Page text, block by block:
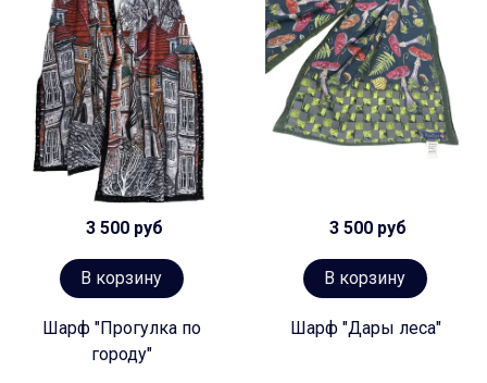
3 500 руб
В корзину
Шарф "Прогулка по
городу"
3 500 руб
В корзину
Шарф "Дары леса"